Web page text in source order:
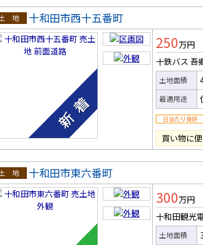
地
十和田市西十五番町
250万円
十鉄バス 吾
土地面積
最適用途
買い物に
地
十和田市東六番町
300万円
十和田観光
土地面積